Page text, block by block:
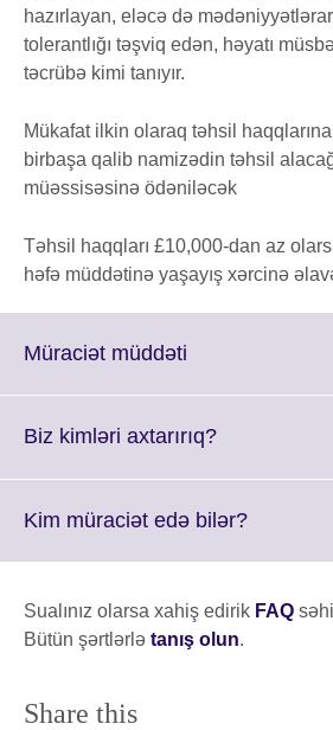
hazırlayan, eləcə də
tolerantlığı təşviq edən, həyatı
təcrübə kimi tanıyır.
Mükafat ilkin olaraq təhsil
birbaşa qalib namizədin təhsil
müəssisəsinə ödəniləcək
Təhsil haqqları £10,000-dan az
həfə müddətinə yaşayış xərcinə
Müraciət müddəti
More
Biz kimləri axtarırıq?Click
More
Kim müraciət edə bilər?Click
More
Sualınız olarsa xahiş edirik FAQ
Bütün şərtlərlə tanış olun.
Share this